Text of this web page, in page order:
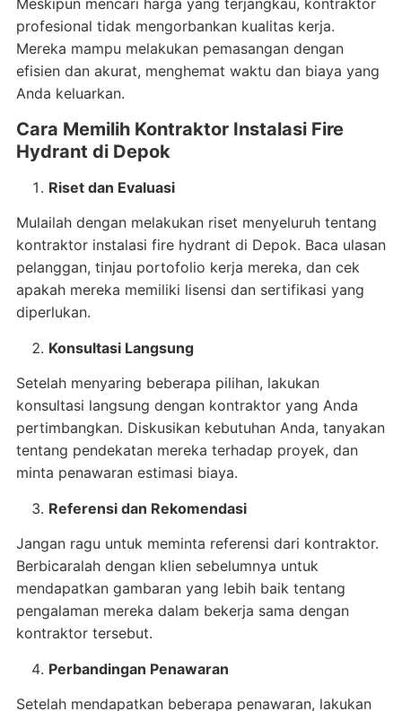
Meskipun mencari harga yang terjangkau, kontraktor
profesional tidak mengorbankan kualitas kerja.
Mereka mampu melakukan pemasangan dengan
efisien dan akurat, menghemat waktu dan biaya yang
Anda keluarkan.
Cara Memilih Kontraktor Instalasi Fire
Hydrant di Depok
Riset dan Evaluasi
Mulailah dengan melakukan riset menyeluruh tentang
kontraktor instalasi fire hydrant di Depok. Baca ulasan
pelanggan, tinjau portofolio kerja mereka, dan cek
apakah mereka memiliki lisensi dan sertifikasi yang
diperlukan.
Konsultasi Langsung
Setelah menyaring beberapa pilihan, lakukan
konsultasi langsung dengan kontraktor yang Anda
pertimbangkan. Diskusikan kebutuhan Anda, tanyakan
tentang pendekatan mereka terhadap proyek, dan
minta penawaran estimasi biaya.
Referensi dan Rekomendasi
Jangan ragu untuk meminta referensi dari kontraktor.
Berbicaralah dengan klien sebelumnya untuk
mendapatkan gambaran yang lebih baik tentang
pengalaman mereka dalam bekerja sama dengan
kontraktor tersebut.
Perbandingan Penawaran
Setelah mendapatkan beberapa penawaran, lakukan